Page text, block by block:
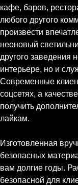
кафе, баров,
любого другого
произвести
неоновый
другого заведения
интерьере, но и
Современные
соцсетях, а
получить
лайкам.
Изготовленная
безопасных
вам долгие годы.
безопасной для